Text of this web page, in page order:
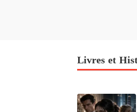
Livres et